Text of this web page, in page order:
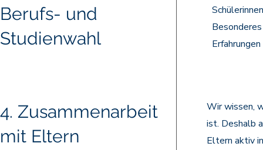
Berufs- und
Studienwahl
4. Zusammenarbeit
mit Eltern
Wir wissen,
ist. Deshalb
Eltern aktiv